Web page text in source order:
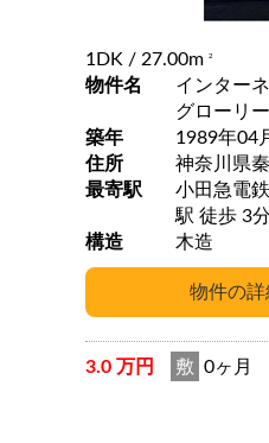
1DK / 27.00m 2
物件名
インター
グローリー
築年
1989年04
住所
神奈川県
最寄駅
小田急電
駅 徒歩 3分
構造
木造
3.0 万円 敷 0ヶ月